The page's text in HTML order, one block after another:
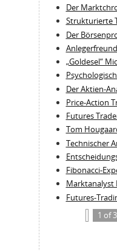
Der
Strukturierte
Der
„Goldesel“
Der Aktien-
Price-Action
Futures
Tom
Technischer
Fibonacci-
Marktanalyst
Futures-
1 of 3